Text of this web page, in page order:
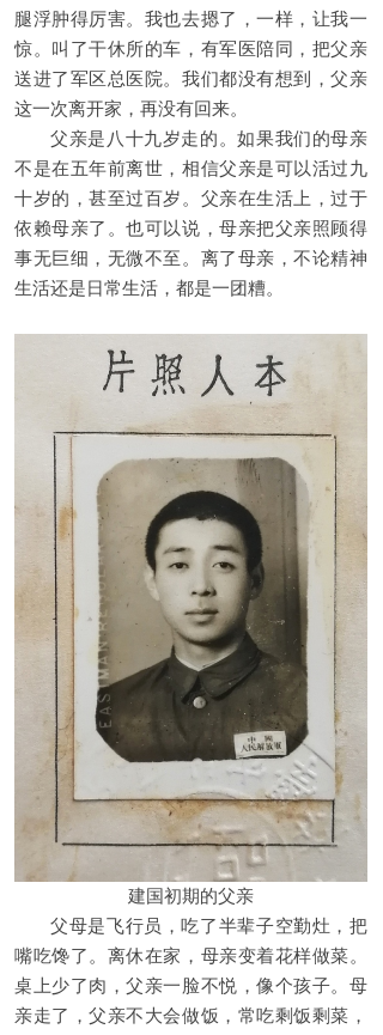
腿浮肿得厉害。我也去摁了，一样，让我一
惊。叫了干休所的车，有军医陪同，把父亲
送进了军区总医院。我们都没有想到，父亲
这一次离开家，再没有回来。
父亲是八十九岁走的。如果我们的母亲
不是在五年前离世，相信父亲是可以活过九
十岁的，甚至过百岁。父亲在生活上，过于
依赖母亲了。也可以说，母亲把父亲照顾得
事无巨细，无微不至。离了母亲，不论精神
生活还是日常生活，都是一团糟。
建国初期的父亲
父母是飞行员，吃了半辈子空勤灶，把
嘴吃馋了。离休在家，母亲变着花样做菜。
桌上少了肉，父亲一脸不悦，像个孩子。母
亲走了，父亲不大会做饭，常吃剩饭剩菜，